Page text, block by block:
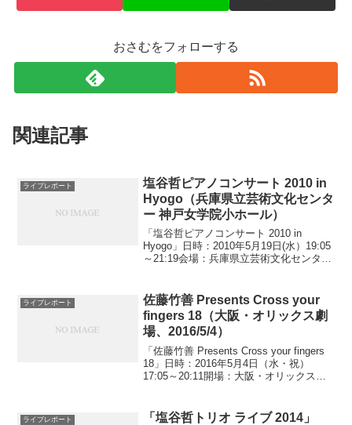
おさむをフォローする
関連記事
ライブレポート
塩谷哲ピアノコンサート 2010 in
Hyogo（兵庫県立芸術文化センタ
ー 神戸女学院小ホール）
「塩谷哲ピアノコンサート 2010 in
Hyogo」日時：2010年5月19日(水）19:05
～21:19会場：兵庫県立芸術文化センター
Note SambaA...
ライブレポート
佐藤竹善 Presents Cross your
fingers 18（大阪・オリックス劇
場、2016/5/4）
「佐藤竹善 Presents Cross your fingers
18」日時：2016年5月4日（水・祝）
17:05～20:11開場：大阪・オリックス劇
ライブレポート
「塩谷哲トリオ ライブ 2014」